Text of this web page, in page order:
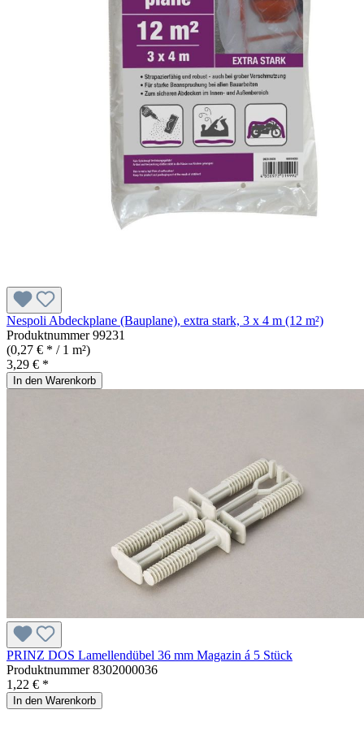
Nespoli Abdeckplane (Bauplane), extra stark, 3 x 4 m (12 m²)
Produktnummer99231
(0,27 € * / 1 m²)
3,29 € *
In den Warenkorb
PRINZ DOS Lamellendübel 36 mm Magazin á 5 Stück
Produktnummer8302000036
1,22 € *
In den Warenkorb